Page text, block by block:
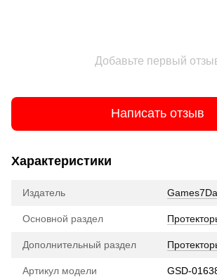
Добавьте первый
Написать отзыв
Характеристики
Издатель
Основной раздел
Дополнительный раздел
Артикул модели GSD-